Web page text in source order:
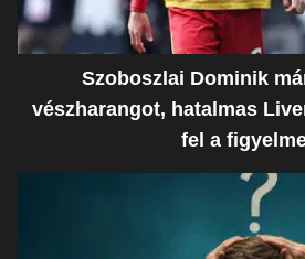
Szoboszlai Dominik
vészharangot, hatalmas
fel a